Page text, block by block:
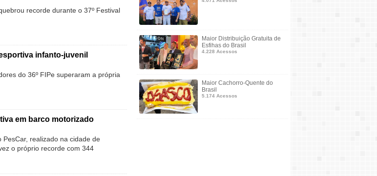
recorde durante o 37º Festival
infanto-juvenil
do 36º FIPe superaram a própria
em barco motorizado
realizado na cidade de
o próprio recorde com 344
Maior Distribuição Gratuita de
Esfihas do Brasil
4.228 Acessos
Maior Cachorro-Quente do
Brasil
5.174 Acessos